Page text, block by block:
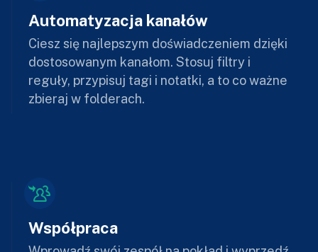
Automatyzacja kanałów
Ciesz się najlepszym doświadczeniem dzięki
dostosowanym kanałom. Stosuj filtry i
reguły, przypisuj tagi i notatki, a to co ważne
zbieraj w folderach.
Współpraca